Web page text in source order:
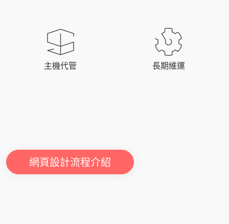
主機代管 長期維運
網頁設計流程介紹